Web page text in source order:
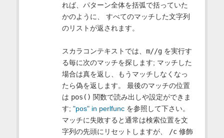
れば、パターン全体を括弧で括っていた
かのように、 すべてのマッチした文字列
のリストが返されます。
スカラコンテキストでは、 m//gを実行す
る毎に次のマッチを探します; マッチした
場合は真を返し、もうマッチしなくなっ
たら偽を返します。 最後のマッチの位置
は pos() 関数で読み出しや設定ができま
す; "pos" in perlfuncを参照して下さい。
マッチに失敗すると通常は検索位置を文
字列の先頭にリセットしますが、
/c修飾